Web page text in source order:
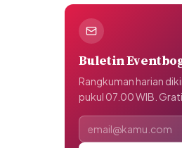
Buletin
Rangkuman harian
pukul 07.00 WIB.
Alamat email